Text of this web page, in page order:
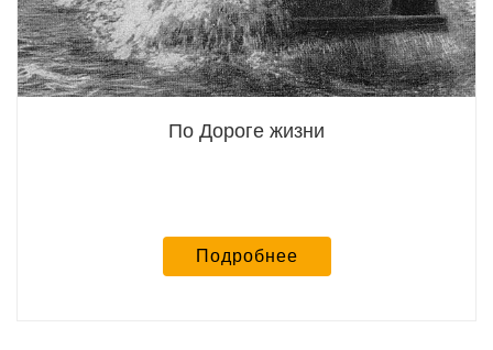
По Дороге жизни
Подробнее